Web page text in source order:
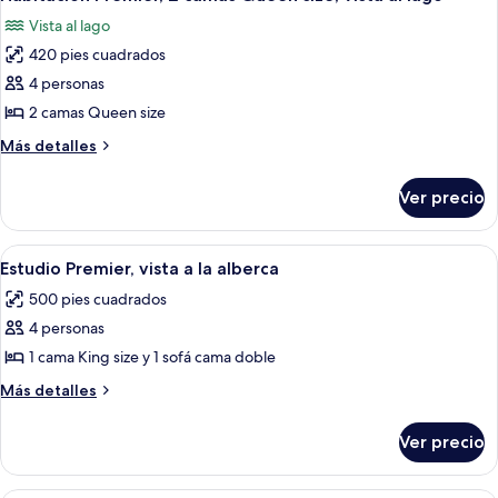
todas
las
fotos
de
Habitación
Premier,
2
Queen
size,
vista
al
lago
Vista al lago
420 pies cuadrados
4 personas
2 camas Queen size
Más detalles
Más
Premier,
camas
size,
vista
lago
Ver precio
Abrir
todas
las
fotos
de
Estudio
a
la
3
Estudio Premier, vista a la alberca
500 pies cuadrados
4 personas
1 cama King size y 1 sofá cama doble
Más detalles
Más
Premier,
vista
Ver precio